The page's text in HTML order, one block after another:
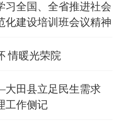
习全国、全省推进社会
化建设培训班会议精神
情暖光荣院
田县立足民生需求
工作侧记